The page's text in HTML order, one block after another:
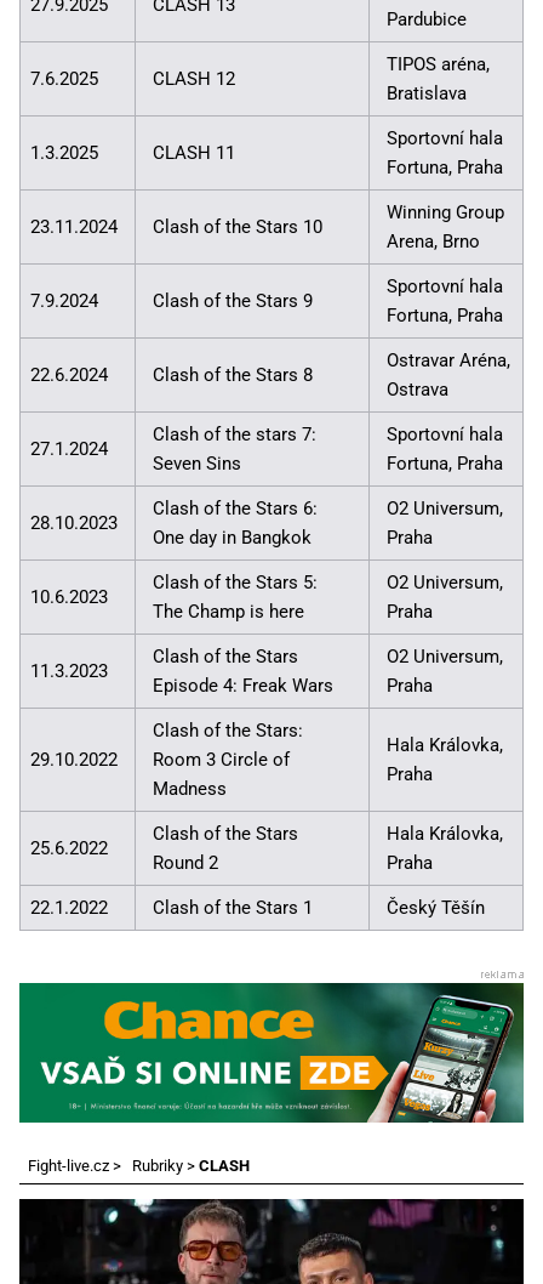
27.9.2025 CLASH 13
Pardubice
7.6.2025 CLASH 12
TIPOS aréna,
Bratislava
1.3.2025 CLASH 11
Sportovní hala
Fortuna, Praha
23.11.2024 Clash of the Stars 10
Winning Group
Arena, Brno
7.9.2024 Clash of the Stars 9
Sportovní hala
Fortuna, Praha
22.6.2024 Clash of the Stars 8
Ostravar Aréna,
Ostrava
27.1.2024
Clash of the stars 7:
Seven Sins
Sportovní hala
Fortuna, Praha
28.10.2023
Clash of the Stars 6:
One day in Bangkok
O2 Universum,
Praha
10.6.2023
Clash of the Stars 5:
The Champ is here
O2 Universum,
Praha
11.3.2023
Clash of the Stars
Episode 4: Freak Wars
O2 Universum,
Praha
29.10.2022
Clash of the Stars:
Room 3 Circle of
Madness
Hala Královka,
Praha
25.6.2022
Clash of the Stars
Round 2
Hala Královka,
Praha
22.1.2022 Clash of the Stars 1 Český Těšín
Fight-live.cz > Rubriky > CLASH